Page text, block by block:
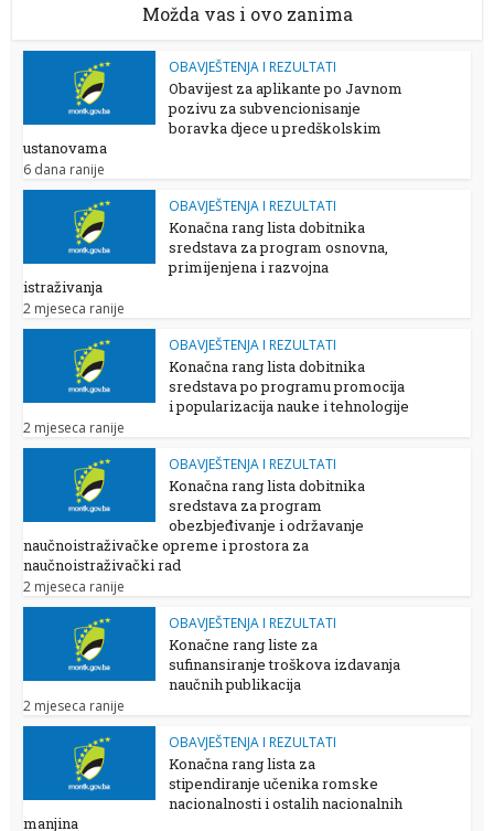
Možda vas i ovo zanima
OBAVJEŠTENJA I REZULTATI
Obavijest za aplikante po Javnom
pozivu za subvencionisanje
boravka djece u predškolskim
ustanovama
6 dana ranije
OBAVJEŠTENJA I REZULTATI
Konačna rang lista dobitnika
sredstava za program osnovna,
primijenjena i razvojna
istraživanja
2 mjeseca ranije
OBAVJEŠTENJA I REZULTATI
Konačna rang lista dobitnika
sredstava po programu promocija
i popularizacija nauke i tehnologije
2 mjeseca ranije
OBAVJEŠTENJA I REZULTATI
Konačna rang lista dobitnika
sredstava za program
obezbjeđivanje i održavanje
naučnoistraživačke opreme i prostora za
naučnoistraživački rad
2 mjeseca ranije
OBAVJEŠTENJA I REZULTATI
Konačne rang liste za
sufinansiranje troškova izdavanja
naučnih publikacija
2 mjeseca ranije
OBAVJEŠTENJA I REZULTATI
Konačna rang lista za
stipendiranje učenika romske
nacionalnosti i ostalih nacionalnih
manjina